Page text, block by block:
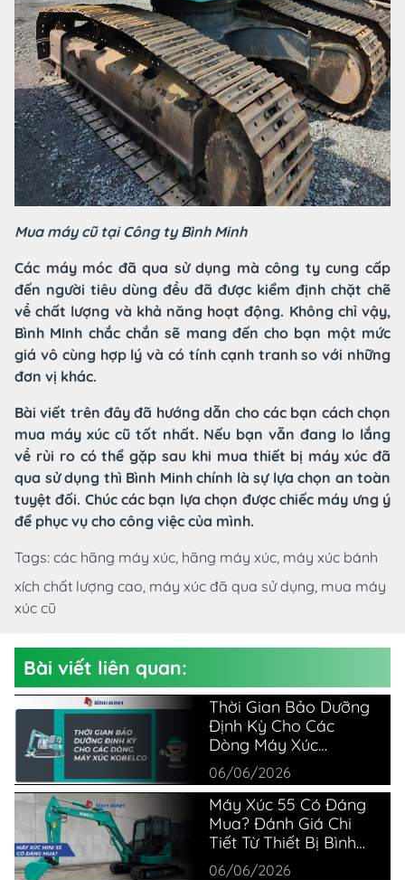
Mua máy cũ tại Công ty Bình Minh
Các máy móc đã qua sử dụng mà công ty cung cấp
đến người tiêu dùng đều đã được kiểm định chặt chẽ
về chất lượng và khả năng hoạt động. Không chỉ vậy,
Bình MInh chắc chắn sẽ mang đến cho bạn một mức
giá vô cùng hợp lý và có tính cạnh tranh so với những
đơn vị khác.
Bài viết trên đây đã hướng dẫn cho các bạn cách chọn
mua máy xúc cũ tốt nhất. Nếu bạn vẫn đang lo lắng
về rủi ro có thể gặp sau khi mua thiết bị máy xúc đã
qua sử dụng thì Bình Minh chính là sự lựa chọn an toàn
tuyệt đối. Chúc các bạn lựa chọn được chiếc máy ưng ý
để phục vụ cho công việc của mình.
Tags: các hãng máy xúc, hãng máy xúc, máy xúc bánh
xích chất lượng cao, máy xúc đã qua sử dụng, mua máy
xúc cũ
Bài viết liên quan:
Thời Gian Bảo Dưỡng
Định Kỳ Cho Các
Dòng Máy Xúc
Kobelco
06/06/2026
Máy Xúc 55 Có Đáng
Mua? Đánh Giá Chi
Tiết Từ Thiết Bị Bình
Minh
06/06/2026